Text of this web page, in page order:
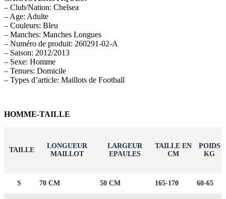
– Club/Nation: Chelsea
– Age: Adulte
– Couleurs: Bleu
– Manches: Manches Longues
– Numéro de produit: 260291-02-A
– Saison: 2012/2013
– Sexe: Homme
– Tenues: Domicile
– Types d’article: Maillots de Football
HOMME-TAILLE
TAILLE
LONGUEUR
MAILLOT
LARGEUR
EPAULES
TAILLE EN
CM
POIDS
KG
S 70 CM 50 CM 165-170 60-65